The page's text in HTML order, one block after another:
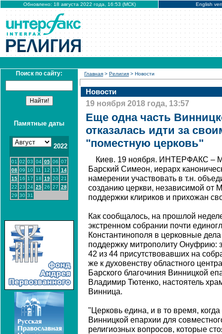
Обновлено: 18 августа 2022 года, 16:53 (МСК) English
Поиск по сайту:
Памятные даты
2022
01 02 03 04 05 06 07
08 09 10 11 12 13 14
15 16 17 18 19 20 21
22 23 24 25 26 27 28
29 30 31
Главная > Религия > Новости
Новости
19 ноября 2018 года, 13:57
Еще одна часть
отказалась идти за
"поместную церковь"
Киев. 19 ноября. ИНТЕРФАКС –
Барский Симеон, иерарх
намерении участвовать в т.н.
созданию церкви, независимой от
поддержки клириков и прихожан
Как сообщалось, на прошлой
экстренном собрании почти
Константинополя в церковные
поддержку митрополиту Онуфрию:
42 из 44 присутствовавших на
же к духовенству областного
Барского благочиния Винницкой
Владимир Тютенко, настоятель
Винница.
"Церковь едина, и в то время,
Винницкой епархии для
религиозных вопросов, которые